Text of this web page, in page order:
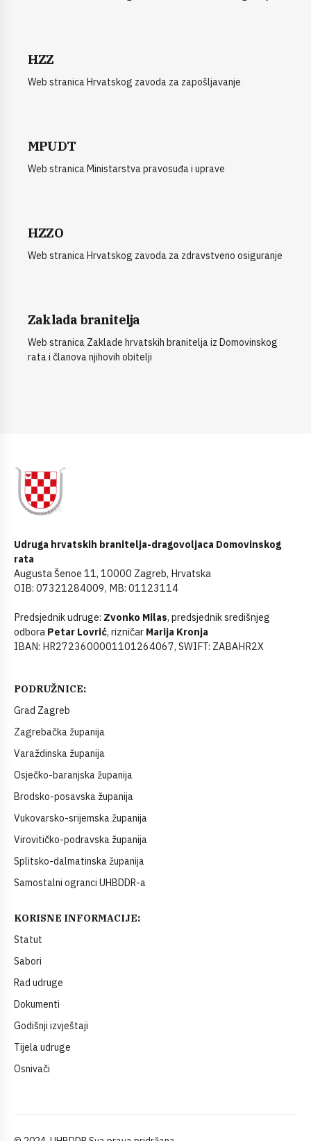
HZZ
Web stranica Hrvatskog zavoda za zapošljavanje
MPUDT
Web stranica Ministarstva pravosuđa i uprave
HZZO
Web stranica Hrvatskog zavoda za zdravstveno osiguranje
Zaklada branitelja
Web stranica Zaklade hrvatskih branitelja iz Domovinskog
rata i članova njihovih obitelji
Udruga hrvatskih branitelja-dragovoljaca Domovinskog
rata
Augusta Šenoe 11, 10000 Zagreb, Hrvatska
OIB: 07321284009, MB: 01123114
Predsjednik udruge: Zvonko Milas, predsjednik središnjeg
odbora Petar Lovrić, rizničar Marija Kronja
IBAN: HR2723600001101264067, SWIFT: ZABAHR2X
PODRUŽNICE:
Grad Zagreb
Zagrebačka županija
Varaždinska županija
Osječko-baranjska županija
Brodsko-posavska županija
Vukovarsko-srijemska županija
Virovitičko-podravska županija
Splitsko-dalmatinska županija
Samostalni ogranci UHBDDR-a
KORISNE INFORMACIJE:
Statut
Sabori
Rad udruge
Dokumenti
Godišnji izvještaji
Tijela udruge
Osnivači